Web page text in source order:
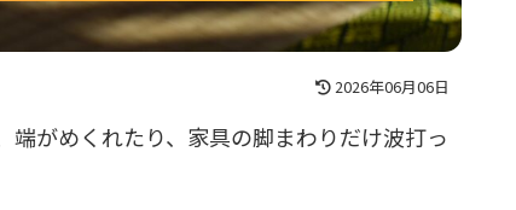
2026年06月06日
がめくれたり、家具の脚まわりだけ波打っ